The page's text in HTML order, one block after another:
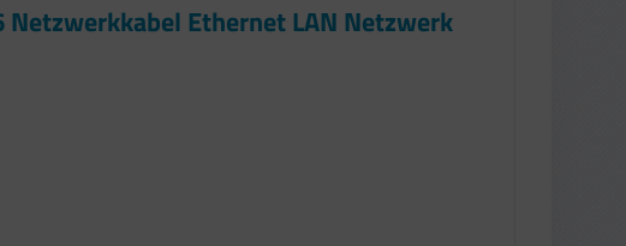
Netzwerkkabel Ethernet LAN Netzwerk